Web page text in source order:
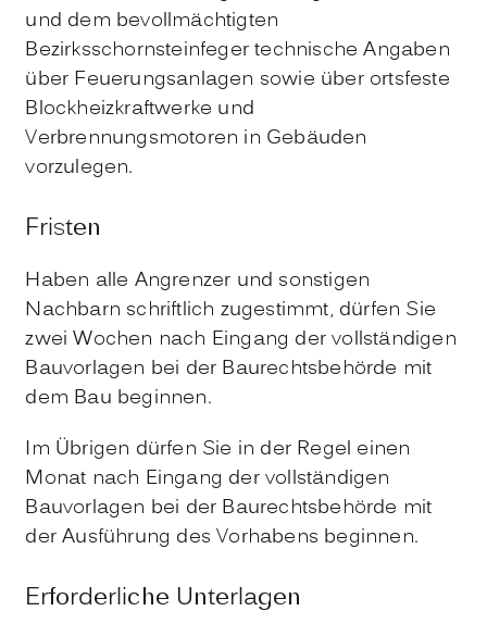
und dem bevollmächtigten
Bezirksschornsteinfeger technische Angaben
über Feuerungsanlagen sowie über ortsfeste
Blockheizkraftwerke und
Verbrennungsmotoren in Gebäuden
vorzulegen.
Fristen
Haben alle Angrenzer und sonstigen
Nachbarn schriftlich zugestimmt, dürfen Sie
zwei Wochen nach Eingang der vollständigen
Bauvorlagen bei der Baurechtsbehörde mit
dem Bau beginnen.
Im Übrigen dürfen Sie in der Regel einen
Monat nach Eingang der vollständigen
Bauvorlagen bei der Baurechtsbehörde mit
der Ausführung des Vorhabens beginnen.
Erforderliche Unterlagen